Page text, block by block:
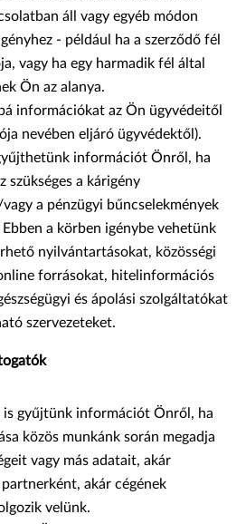
áll vagy egyéb módon
- például ha a szerződő fél
vagy ha egy harmadik fél által
Ön az alanya.
információkat az Ön ügyvédeitől
nevében eljáró ügyvédektől).
információt Önről, ha
szükséges a kárigény
a pénzügyi bűncselekmények
a körben igénybe vehetünk
nyilvántartásokat, közösségi
forrásokat, hitelinformációs
és ápolási szolgáltatókat
szervezeteket.
is gyűjtünk információt Önről, ha
közös munkánk során megadja
vagy más adatait, akár
akár cégének
velünk.